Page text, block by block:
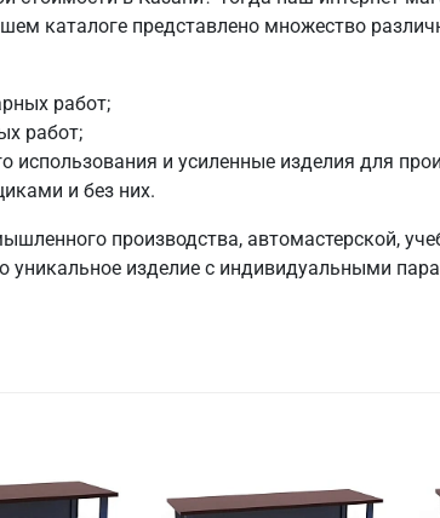
каталоге представлено множество
работ;
работ;
использования и усиленные изделия для
и без них.
производства, автомастерской,
уникальное изделие с индивидуальными